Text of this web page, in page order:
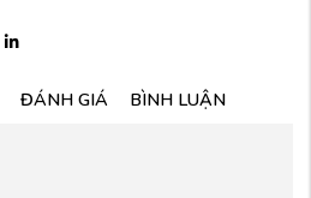
ĐÁNH GIÁ BÌNH LUẬN